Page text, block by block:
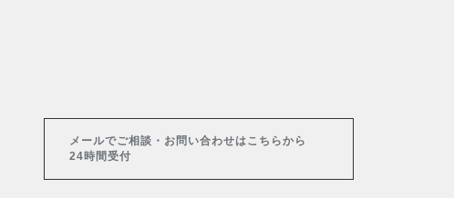
メールでご相談・お問い合わせはこちらから
24時間受付